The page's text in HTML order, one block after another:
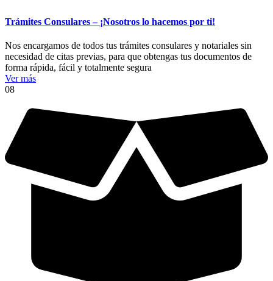
Trámites Consulares – ¡Nosotros lo hacemos por ti!
Nos encargamos de todos tus trámites consulares y notariales sin
necesidad de citas previas, para que obtengas tus documentos de
forma rápida, fácil y totalmente segura
Ver más
08